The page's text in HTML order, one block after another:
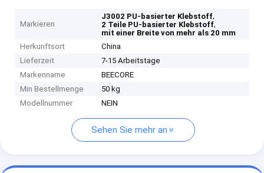
Markieren
J3002 PU-basierter Klebstoff,
2 Teile PU-basierter Klebstoff,
mit einer Breite von mehr als 20 mm
Herkunftsort
China
Lieferzeit
7-15 Arbeitstage
Markenname
BEECORE
Min Bestellmenge
50 kg
Modellnummer
NEIN
Sehen Sie mehr an